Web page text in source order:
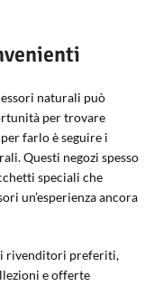
naturali può
per trovare
farlo è seguire i
Questi negozi spesso
speciali che
un’esperienza ancora
rivenditori preferiti,
e offerte